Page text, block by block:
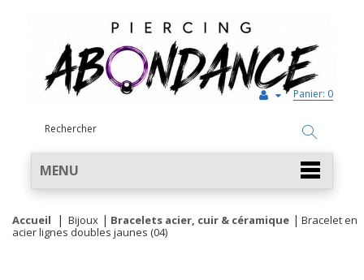
Panier: 0
MENU
Accueil Bijoux Bracelets acier, cuir & céramique
Bracelet en
acier lignes doubles jaunes (04)